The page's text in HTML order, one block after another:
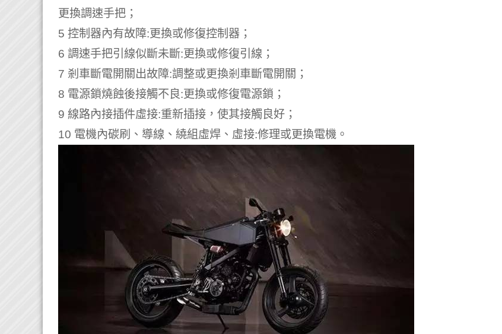
更換調速手把；
5 控制器內有故障:更換或修復控制器；
6 調速手把引線似斷未斷:更換或修復引線；
7 剎車斷電開關出故障:調整或更換剎車斷電開關；
8 電源鎖燒蝕後接觸不良:更換或修復電源鎖；
9 線路內接插件虛接:重新插接，使其接觸良好；
10 電機內碳刷、導線、繞組虛焊、虛接:修理或更換電機。